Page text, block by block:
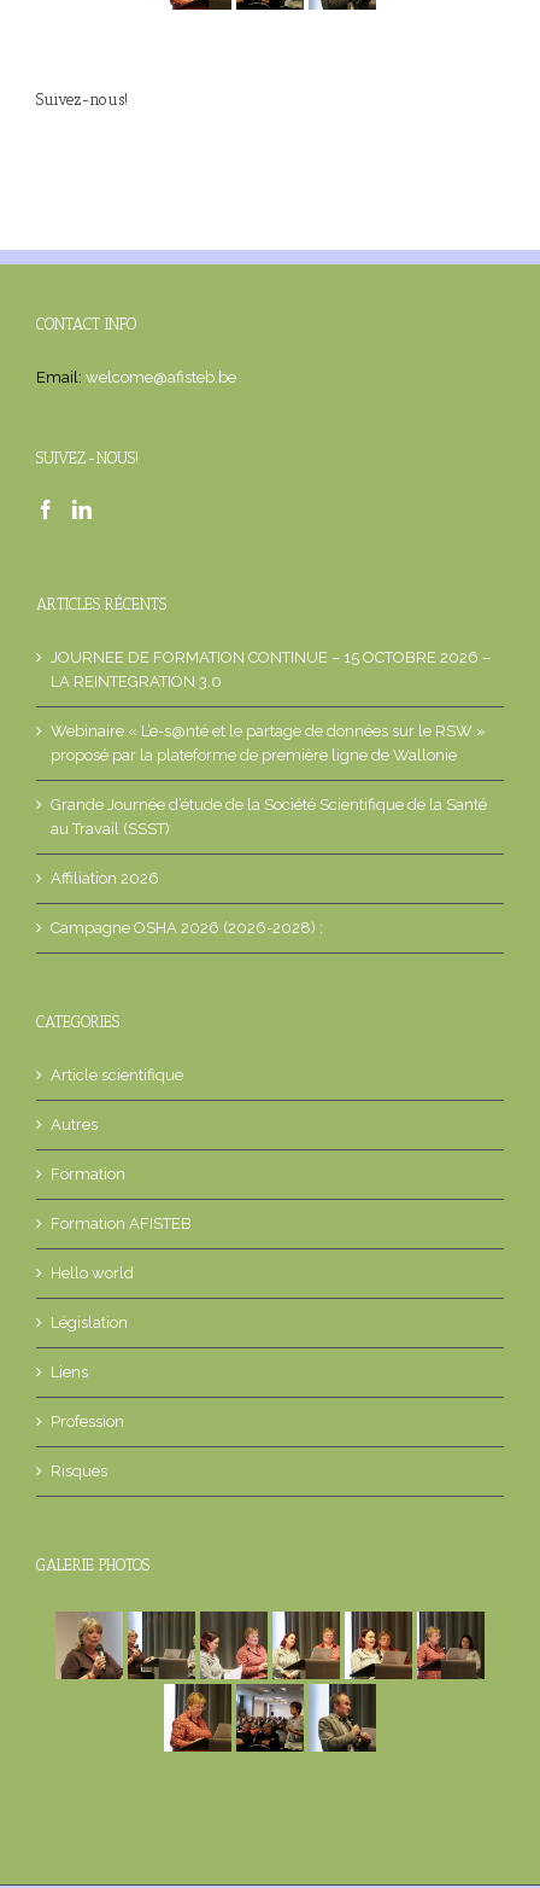
Suivez-nous!
CONTACT INFO
Email: welcome@afisteb.be
SUIVEZ-NOUS!
ARTICLES RÉCENTS
JOURNEE DE FORMATION CONTINUE – 15 OCTOBRE 2026 –
LA REINTEGRATION 3.0
Webinaire « L’e-s@nté et le partage de données sur le RSW »
proposé par la plateforme de première ligne de Wallonie
Grande Journée d’étude de la Société Scientifique de la Santé
au Travail (SSST)
Affiliation 2026
Campagne OSHA 2026 (2026-2028) :
CATEGORIES
Article scientifique
Autres
Formation
Formation AFISTEB
Hello world
Législation
Liens
Profession
Risques
GALERIE PHOTOS